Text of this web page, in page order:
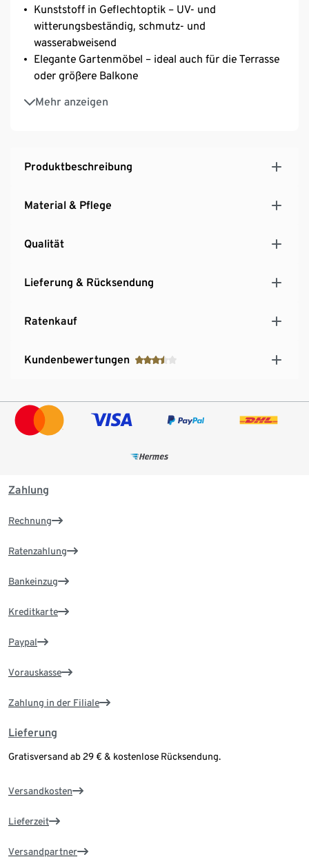
Kunststoff in Geflechtoptik – UV- und
witterungsbeständig, schmutz- und
wasserabweisend
Elegante Gartenmöbel – ideal auch für die Terrasse
oder größere Balkone
Mehr anzeigen
Inkl. 4 Sitzkissen
Produktbeschreibung
Material & Pflege
Qualität
Lieferung & Rücksendung
Ratenkauf
Kundenbewertungen
Zahlung
Rechnung
Ratenzahlung
Bankeinzug
Kreditkarte
Paypal
Vorauskasse
Zahlung in der Filiale
Lieferung
Gratisversand ab 29 € & kostenlose Rücksendung.
Versandkosten
Lieferzeit
Versandpartner